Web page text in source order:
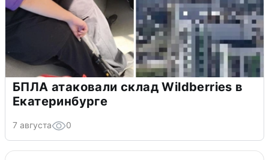
БПЛА атаковали склад Wildberries в
Екатеринбурге
7 августа 0